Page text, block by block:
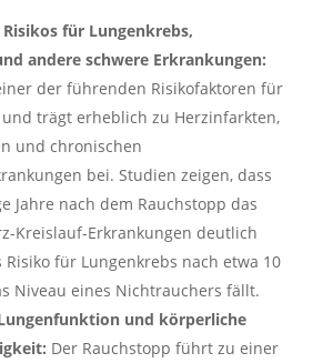
für Lungenkrebs,
andere schwere Erkrankungen:
der führenden Risikofaktoren für
trägt erheblich zu Herzinfarkten,
und chronischen
bei. Studien zeigen, dass
Jahre nach dem Rauchstopp das
Kreislauf-Erkrankungen deutlich
für Lungenkrebs nach etwa 10
Niveau eines Nichtrauchers fällt.
und körperliche
Der Rauchstopp führt zu einer